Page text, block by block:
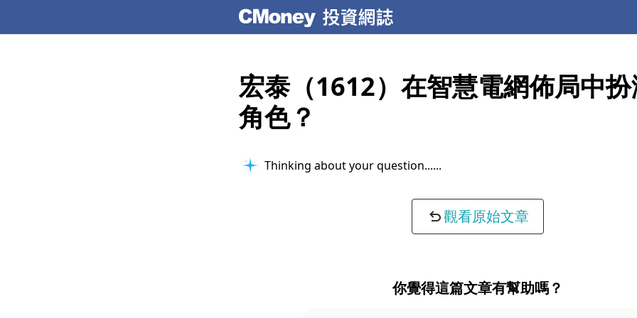
宏泰（1612）在智慧電網佈局中
角色？
Thinking about your question...
觀看原始文章
你覺得這篇文章有幫助嗎？